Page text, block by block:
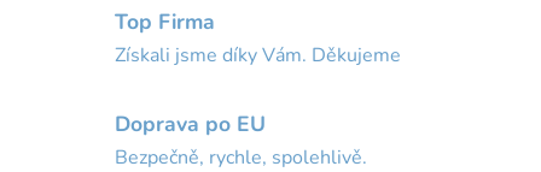
Top Firma
Získali jsme díky Vám. Děkujeme
Doprava po EU
Bezpečně, rychle, spolehlivě.